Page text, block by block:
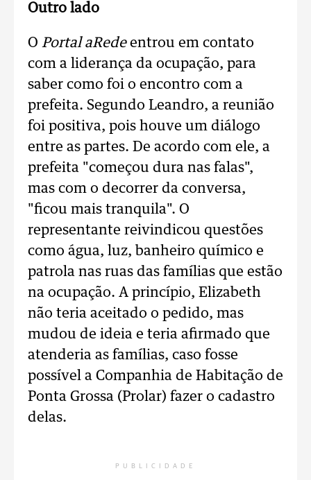
Outro lado
O Portal aRedeentrou em contato
com a liderança da ocupação, para
saber como foi o encontro com a
prefeita. Segundo Leandro, a reunião
foi positiva, pois houve um diálogo
entre as partes. De acordo com ele, a
prefeita "começou dura nas falas",
mas com o decorrer da conversa,
"ficou mais tranquila". O
representante reivindicou questões
como água, luz, banheiro químico e
patrola nas ruas das famílias que estão
na ocupação. A princípio, Elizabeth
não teria aceitado o pedido, mas
mudou de ideia e teria afirmado que
atenderia as famílias, caso fosse
possível a Companhia de Habitação de
Ponta Grossa (Prolar) fazer o cadastro
delas.
PUBLICIDADE